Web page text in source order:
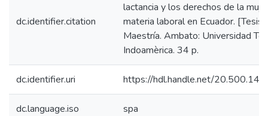
dc.identifier.citation
lactancia y los derechos de la
materia laboral en Ecuador. [Tesis
Maestría. Ambato: Universidad
Indoamèrica. 34 p.
dc.identifier.uri https://hdl.handle.net/
dc.language.iso spa